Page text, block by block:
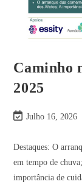
Caminho
2025
Julho 16, 2026
Destaques: O
em tempo de
importância de